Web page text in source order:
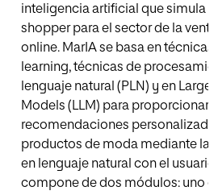
inteligencia artificial que simula
shopper para el sector de la
online. MarIA se basa en
learning, técnicas de
lenguaje natural (PLN) y en Large
Models (LLM) para proporcionar
recomendaciones
productos de moda mediante la
en lenguaje natural con el
compone de dos módulos: uno